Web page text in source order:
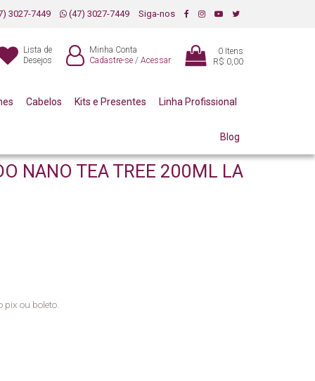
3027-7449 (47) 3027-7449 Siga-nos
Lista de
Desejos
Minha Conta
Cadastre-se / Acessar
0 Itens
R$ 0,00
Cabelos Kits e Presentes Linha Profissional
Blog
NANO TEA TREE 200ML LA
pix ou boleto.